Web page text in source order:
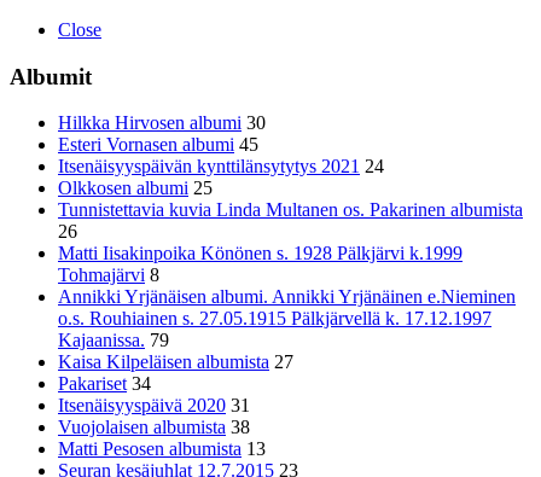
Close
Albumit
Hilkka Hirvosen albumi 30
Esteri Vornasen albumi 45
Itsenäisyyspäivän kynttilänsytytys 2021 24
Olkkosen albumi 25
Tunnistettavia kuvia Linda Multanen os. Pakarinen albumista
26
Matti Iisakinpoika Könönen s. 1928 Pälkjärvi k.1999
Tohmajärvi 8
Annikki Yrjänäisen albumi. Annikki Yrjänäinen e.Nieminen
o.s. Rouhiainen s. 27.05.1915 Pälkjärvellä k. 17.12.1997
Kajaanissa. 79
Kaisa Kilpeläisen albumista 27
Pakariset 34
Itsenäisyyspäivä 2020 31
Vuojolaisen albumista 38
Matti Pesosen albumista 13
Seuran kesäjuhlat 12.7.2015 23